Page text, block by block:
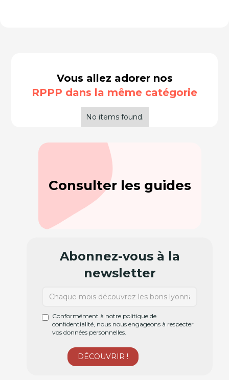
Vous allez adorer nos
RPPP dans la même catégorie
No items found.
Consulter les guides
Abonnez-vous à la
newsletter
Conformément à notre politique de
confidentialité, nous nous engageons à respecter
vos données personnelles.